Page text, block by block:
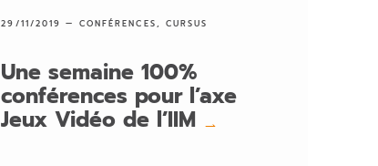
29/11/2019 — CONFÉRENCES, CURSUS
Une semaine 100%
conférences pour l’axe
Jeux Vidéo de l’IIM →